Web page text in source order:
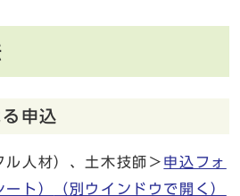
申込
ル人材）、土木技師＞ 申込フォ
ト）
（別ウインドウで開く）